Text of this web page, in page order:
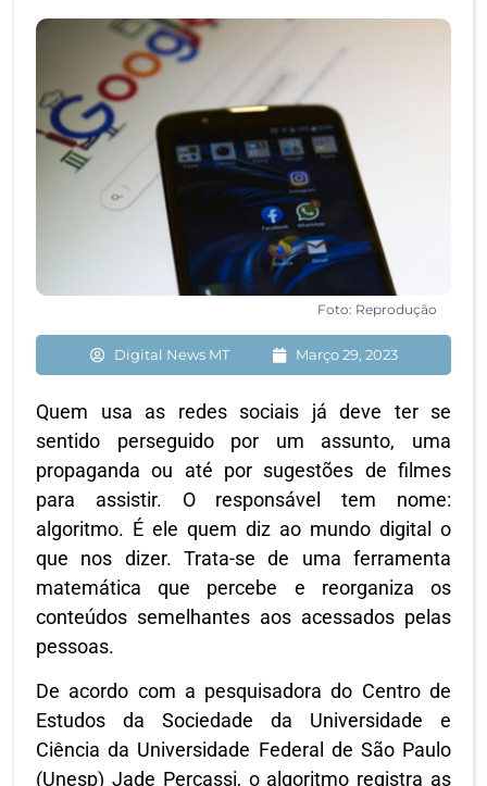
Foto: Reprodução
Digital News MT Março 29, 2023
Quem usa as redes sociais já deve ter se
sentido perseguido por um assunto, uma
propaganda ou até por sugestões de filmes
para assistir. O responsável tem nome:
algoritmo. É ele quem diz ao mundo digital o
que nos dizer. Trata-se de uma ferramenta
matemática que percebe e reorganiza os
conteúdos semelhantes aos acessados pelas
pessoas.
De acordo com a pesquisadora do Centro de
Estudos da Sociedade da Universidade e
Ciência da Universidade Federal de São Paulo
(Unesp) Jade Percassi, o algoritmo registra as